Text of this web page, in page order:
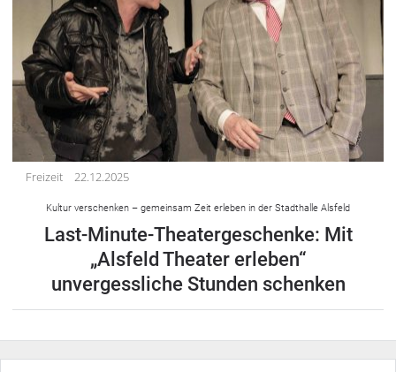
Freizeit 22.12.2025
Kultur verschenken – gemeinsam Zeit erleben in der Stadthalle Alsfeld
Last-Minute-Theatergeschenke: Mit
„Alsfeld Theater erleben“
unvergessliche Stunden schenken